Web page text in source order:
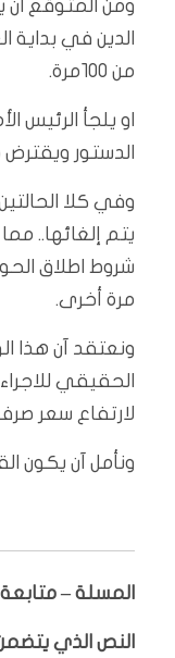
ومن المتوقع
من ١٠٠مرة.
او يلجأ الرئيس
الدستور
وفي كلا
يتم إلغائها..
شروط اطلاق
مرة أخرى.
ونعتقد آن هذا
الحقيقي
لارتفاع سعر صرف
ونأمل آن يكون
المسلة –
النص الذي